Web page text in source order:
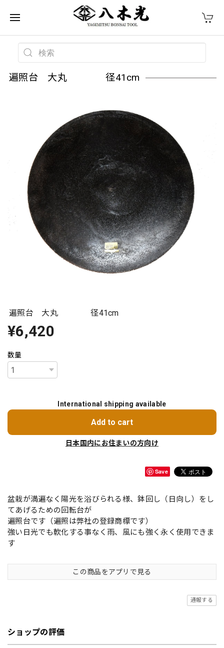
遍照台 大丸 径41cm
遍照台 大丸 径41cm
¥6,420
数量
International shipping available
Add to cart
日本国内にお住まいの方向け
Save
盆栽が満遍なく陽光を浴びられる様、鉢回し（日向し）をし
てあげるための回転台が
遍照台です（遍照は弊社の登録商標です）
強い日光でも軟化する事なく雨、風にも強く永く使用できま
す
この商品をアプリで見る
通報する
ショップの評価